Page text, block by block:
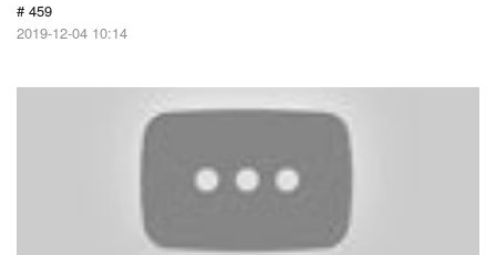
# 459
2019-12-04 10:14